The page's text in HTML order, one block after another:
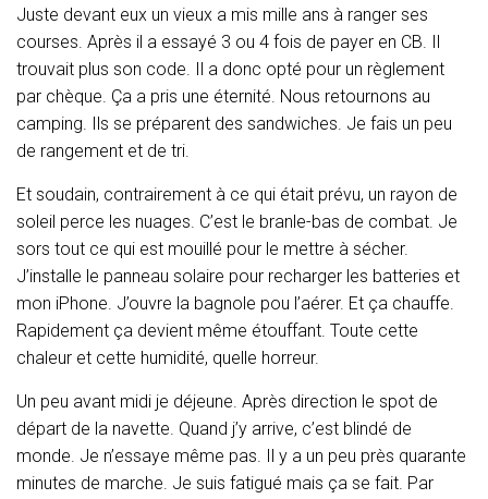
Juste devant eux un vieux a mis mille ans à ranger ses
courses. Après il a essayé 3 ou 4 fois de payer en CB. Il
trouvait plus son code. Il a donc opté pour un règlement
par chèque. Ça a pris une éternité. Nous retournons au
camping. Ils se préparent des sandwiches. Je fais un peu
de rangement et de tri.
Et soudain, contrairement à ce qui était prévu, un rayon de
soleil perce les nuages. C’est le branle-bas de combat. Je
sors tout ce qui est mouillé pour le mettre à sécher.
J’installe le panneau solaire pour recharger les batteries et
mon iPhone. J’ouvre la bagnole pou l’aérer. Et ça chauffe.
Rapidement ça devient même étouffant. Toute cette
chaleur et cette humidité, quelle horreur.
Un peu avant midi je déjeune. Après direction le spot de
départ de la navette. Quand j’y arrive, c’est blindé de
monde. Je n’essaye même pas. Il y a un peu près quarante
minutes de marche. Je suis fatigué mais ça se fait. Par